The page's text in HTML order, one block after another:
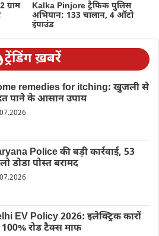
Kalka Pinjore ट्रैफिक पुलिस
अभियान: 133 चालान, 4 ऑटो
इंपाउंड
ट्रेंडिंग ख़बरें
remedies for itching: खुजली से
पाने के आसान उपाय
Police की बड़ी कार्रवाई, 53
डोडा पोस्त बरामद
EV Policy 2026: इलेक्ट्रिक कारों
100% रोड टैक्स माफ